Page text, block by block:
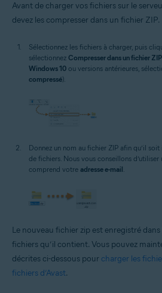
Avant de charger vos fichiers sur le
devez les compresser dans un fichier ZIP.
Sélectionnez les fichiers à charger, puis
sélectionnez Compresser dans un fichier ZIP
Windows 10 ou versions antérieures,
compressé).
Donnez un nom au fichier ZIP afin qu’il
de fichiers. Nous vous conseillons
comprend votre adresse e-mail
Le nouveau fichier zip est enregistré
fichiers qu’il contient. Vous pouvez
décrites ci-dessous pour charger les
fichiers d’Avast.